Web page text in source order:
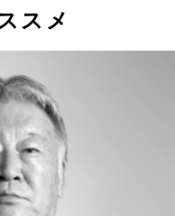
スメ